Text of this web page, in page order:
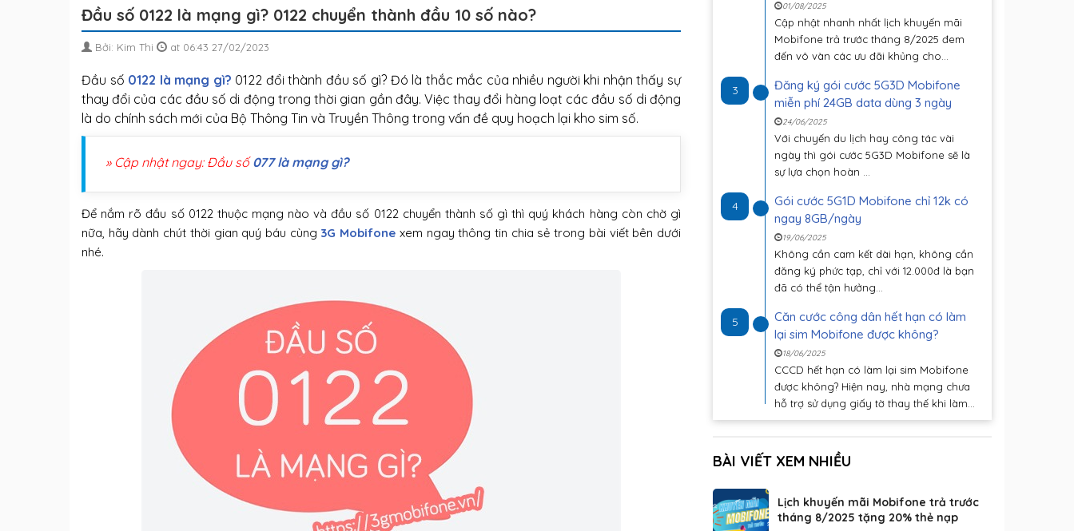
Đầu số 0122 là mạng gì? 0122 chuyển thành đầu 10 số nào?
Bởi: Kim Thi at 06:43 27/02/2023
Đầu số 0122 là mạng gì? 0122 đổi thành đầu số gì? Đó là thắc mắc của nhiều người khi nhận thấy sự
thay đổi của các đầu số di động trong thời gian gần đây. Việc thay đổi hàng loạt các đầu số di động
là do chính sách mới của Bộ Thông Tin và Truyền Thông trong vấn đề quy hoạch lại kho sim số.
» Cập nhật ngay: Đầu số077 là mạng gì?
Để nắm rõ đầu số 0122 thuộc mạng nào và đầu số 0122 chuyển thành số gì thì quý khách hàng còn chờ gì
nữa, hãy dành chút thời gian quý báu cùng 3G Mobifone xem ngay thông tin chia sẻ trong bài viết bên dưới
nhé.
01/08/2025
Cập nhật nhanh nhất lịch khuyến mãi
Mobifone trả trước tháng 8/2025 đem
đến vô vàn các ưu đãi khủng cho...
3
Đăng ký gói cước 5G3D Mobifone
miễn phí 24GB data dùng 3 ngày
24/06/2025
Với chuyến du lịch hay công tác vài
ngày thì gói cước 5G3D Mobifone sẽ là
sự lựa chọn hoàn ...
4
Gói cước 5G1D Mobifone chỉ 12k có
ngay 8GB/ngày
19/06/2025
Không cần cam kết dài hạn, không cần
đăng ký phức tạp, chỉ với 12.000đ là bạn
đã có thể tận hưởng...
5
Căn cước công dân hết hạn có làm
lại sim Mobifone được không?
18/06/2025
CCCD hết hạn có làm lại sim Mobifone
được không? Hiện nay, nhà mạng chưa
hỗ trợ sử dụng giấy tờ thay thế khi làm...
BÀI VIẾT XEM NHIỀU
Lịch khuyến mãi Mobifone trả trước
tháng 8/2025 tặng 20% thẻ nạp